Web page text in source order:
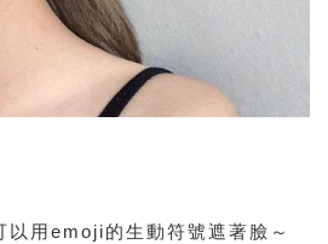
以用emoji的生動符號遮著臉～